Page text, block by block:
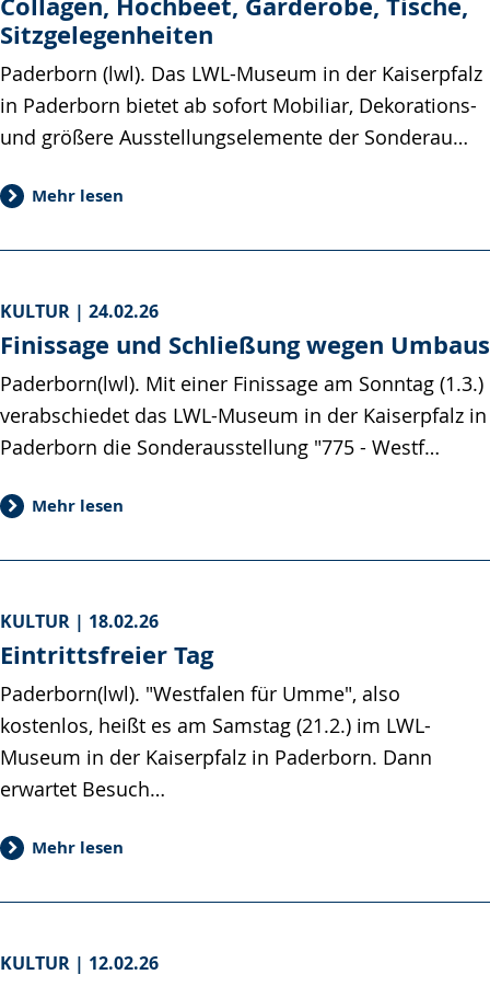
Sitzgelegenheiten
Paderborn (lwl). Das LWL-Museum in der Kaiserpfalz
in Paderborn bietet ab sofort Mobiliar, Dekorations-
und größere Ausstellungselemente der Sonderau…
Mehr lesen
KULTUR | 24.02.26
Finissage und Schließung wegen Umbaus
Paderborn(lwl). Mit einer Finissage am Sonntag (1.3.)
verabschiedet das LWL-Museum in der Kaiserpfalz in
Paderborn die Sonderausstellung "775 - Westf…
Mehr lesen
KULTUR | 18.02.26
Eintrittsfreier Tag
Paderborn(lwl). "Westfalen für Umme", also
kostenlos, heißt es am Samstag (21.2.) im LWL-
Museum in der Kaiserpfalz in Paderborn. Dann
erwartet Besuch…
Mehr lesen
KULTUR | 12.02.26